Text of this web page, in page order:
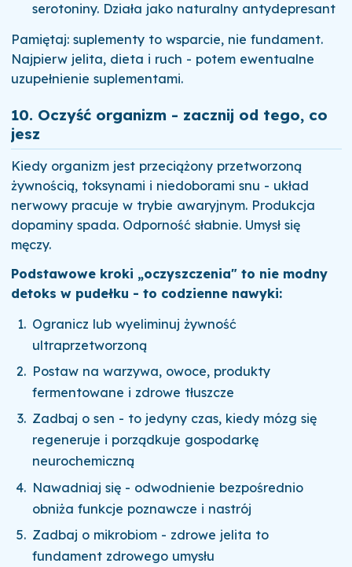
serotoniny. Działa jako naturalny antydepresant
Pamiętaj: suplementy to wsparcie, nie fundament.
Najpierw jelita, dieta i ruch - potem ewentualne
uzupełnienie suplementami.
10. Oczyść organizm - zacznij od tego, co
jesz
Kiedy organizm jest przeciążony przetworzoną
żywnością, toksynami i niedoborami snu - układ
nerwowy pracuje w trybie awaryjnym. Produkcja
dopaminy spada. Odporność słabnie. Umysł się
męczy.
Podstawowe kroki „oczyszczenia" to nie modny
detoks w pudełku - to codzienne nawyki:
Ogranicz lub wyeliminuj żywność
ultraprzetworzoną
Postaw na warzywa, owoce, produkty
fermentowane i zdrowe tłuszcze
Zadbaj o sen - to jedyny czas, kiedy mózg się
regeneruje i porządkuje gospodarkę
neurochemiczną
Nawadniaj się - odwodnienie bezpośrednio
obniża funkcje poznawcze i nastrój
Zadbaj o mikrobiom - zdrowe jelita to
fundament zdrowego umysłu